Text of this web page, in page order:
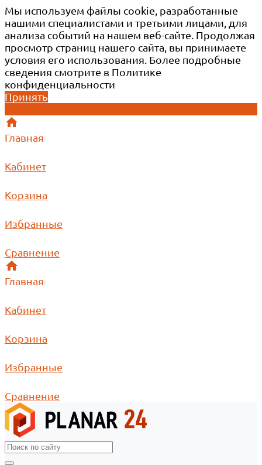
Мы используем файлы cookie, разработанные
нашими специалистами и третьими лицами, для
анализа событий на нашем веб-сайте. Продолжая
просмотр страниц нашего сайта, вы принимаете
условия его использования. Более подробные
сведения смотрите в Политике
конфиденциальности
Принять
Главная
Кабинет
Корзина
Избранные
Сравнение
Главная
Кабинет
Корзина
Избранные
Сравнение